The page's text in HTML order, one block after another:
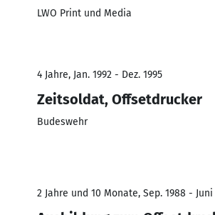
LWO Print und Media
4 Jahre, Jan. 1992 - Dez. 1995
Zeitsoldat, Offsetdrucker
Budeswehr
2 Jahre und 10 Monate, Sep. 1988 - Juni